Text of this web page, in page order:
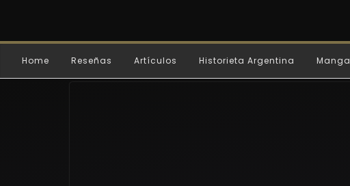
Home Reseñas Artículos Historieta Argentina Manga